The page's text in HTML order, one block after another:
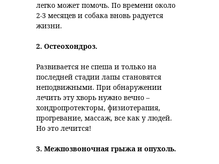
легко может помочь. По времени около
2-3 месяцев и собака вновь радуется
жизни.
2. Остеохондроз.
Развивается не спеша и только на
последней стадии лапы становятся
неподвижными. При обнаружении
лечить эту хворь нужно вечно –
хондропротекторы, физиотерапия,
прогревание, массаж, все как у людей.
Но это лечится!
3. Межпозвоночная грыжа и опухоль.